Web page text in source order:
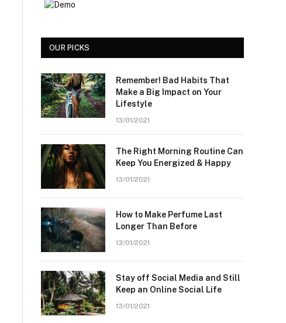
OUR PICKS
Remember! Bad Habits That
Make a Big Impact on Your
Lifestyle
13/01/2021
The Right Morning Routine Can
Keep You Energized & Happy
13/01/2021
How to Make Perfume Last
Longer Than Before
13/01/2021
Stay off Social Media and Still
Keep an Online Social Life
13/01/2021